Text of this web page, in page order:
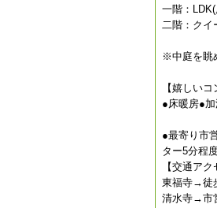
一階：
二階：クイ
※中庭を眺
【嬉しいコ
●床暖房●
●最寄り市
ター5分程度
【交通アク
東福寺→徒
清水寺→市